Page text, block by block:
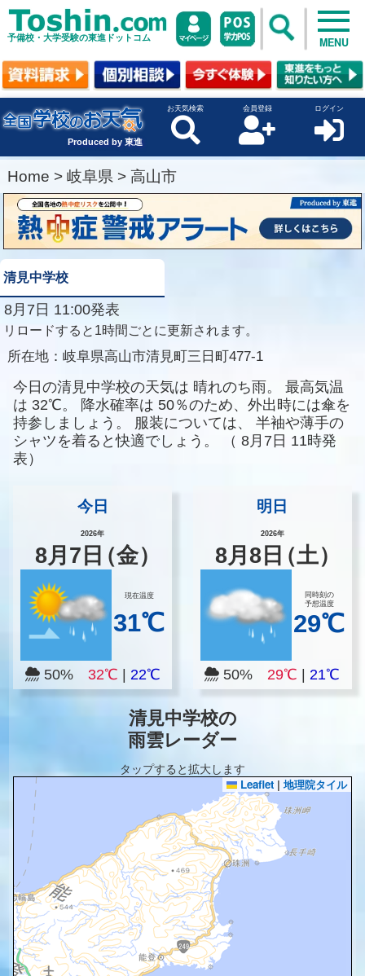
予備校・大学受験の東進ドットコム MENU
Produced by 東進
お天気検索 会員登録 ログイン
Home > 岐阜県 > 高山市
清見中学校
8月7日 11:00発表
リロードすると1時間ごとに更新されます。
所在地： 岐阜県高山市清見町三日町477-1
今日の清見中学校の天気は 晴れのち雨。
最高気温
は 32℃。 降水確率は 50％のため、外出時には傘を
持参しましょう。
服装については、
半袖や薄手の
シャツを着ると快適でしょう。
（ 8月7日 11時発
表）
今日
2026年
8月 7 日（金）
現在温度
31℃
50% 32℃ 22℃
明日
2026年
8月8 日（土）
同時刻の
予想温度
29℃
50% 29℃ |21℃
清見中学校の
雨雲レーダー
タップすると拡大します
Leaflet | 地理院タイル